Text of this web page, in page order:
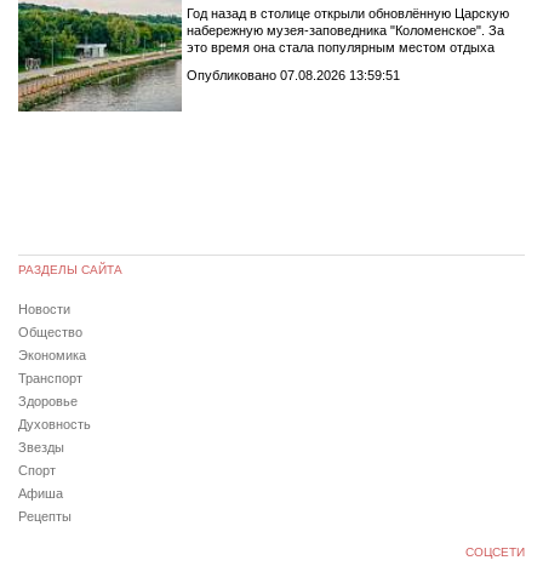
Год назад в столице открыли обновлённую Царскую
набережную музея-заповедника "Коломенское". За
это время она стала популярным местом отдыха
Опубликовано 07.08.2026 13:59:51
РАЗДЕЛЫ САЙТА
Новости
Общество
Экономика
Транспорт
Здоровье
Духовность
Звезды
Спорт
Афиша
Рецепты
СОЦСЕТИ